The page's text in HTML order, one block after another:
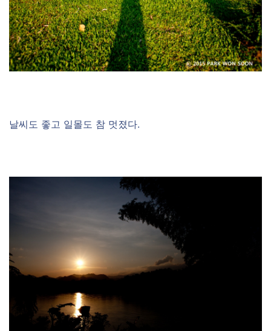
날씨도 좋고 일몰도 참 멋졌다.